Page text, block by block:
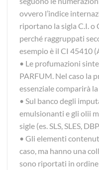
ovvero l’indice
riportano la sigla C.I. o
perché raggruppati
esempio è il CI 45410
• Le profumazioni
PARFUM. Nel caso la
essenziale comparirà la
• Sul banco degli
emulsionanti e gli olii
sigle (es. SLS, SLES,
• Gli elementi
caso, ma hanno una
sono riportati in